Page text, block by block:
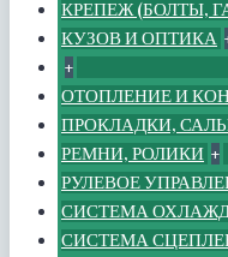
КРЕПЕЖ (БОЛТЫ,
КУЗОВ И ОПТИКА
+
ОТОПЛЕНИЕ И
ПРОКЛАДКИ,
РЕМНИ, РОЛИКИ +
РУЛЕВОЕ
СИСТЕМА
СИСТЕМА